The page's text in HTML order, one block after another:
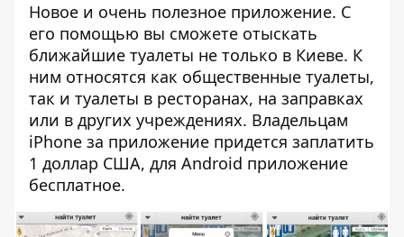
Новое и очень полезное приложение. С
его помощью вы сможете отыскать
ближайшие туалеты не только в Киеве. К
ним относятся как общественные туалеты,
так и туалеты в ресторанах, на заправках
или в других учреждениях. Владельцам
iPhone за приложение придется заплатить
1 доллар США, для Android приложение
бесплатное.